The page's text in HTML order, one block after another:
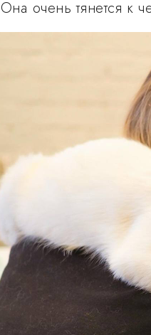
Она очень тянется к